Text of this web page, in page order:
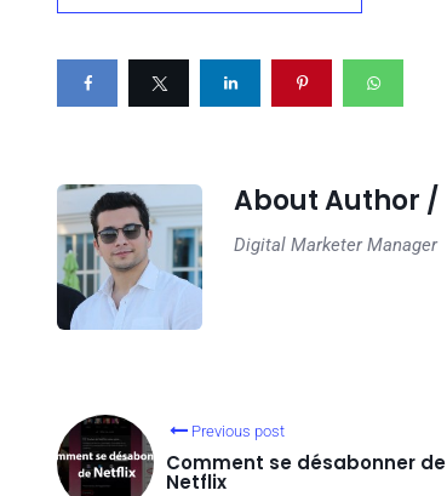
About Author /
Digital Marketer Manager
Previous post
Comment se désabonner de
Netflix